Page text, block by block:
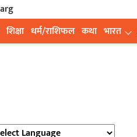
शिक्षा धर्म/राशिफल कथा भारत